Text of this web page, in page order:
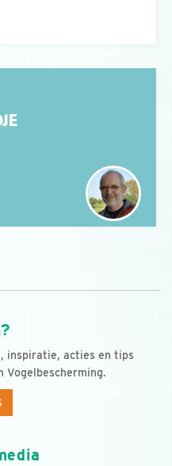
inspiratie, acties en tips